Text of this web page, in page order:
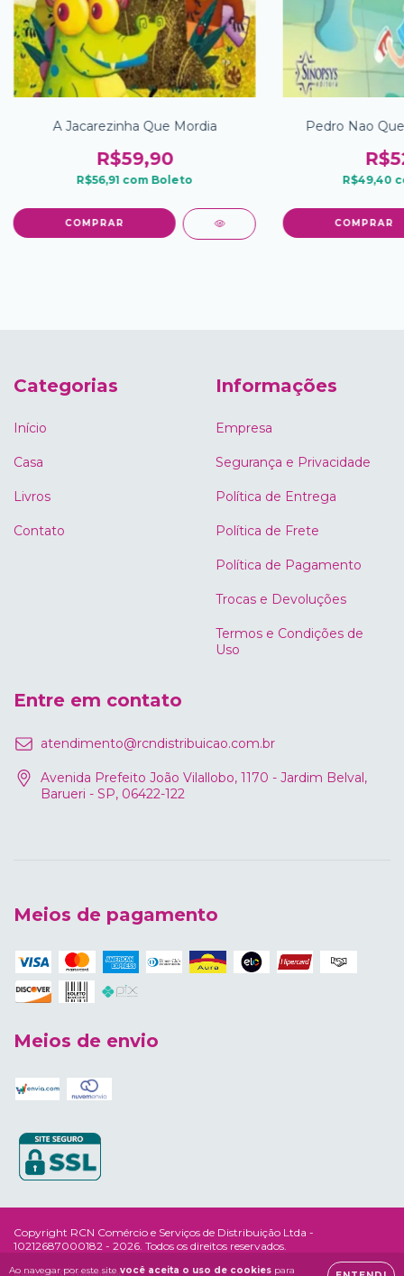
Ao navegar por este site você aceita o uso de cookies para
A Jacarezinha Que Mordia
R$59,90
R$56,91 com Boleto
Pedro Nao
R$49,40
Categorias
Início
Casa
Livros
Contato
Informações
Empresa
Segurança e Privacidade
Política de Entrega
Política de Frete
Política de Pagamento
Trocas e Devoluções
Termos e Condições de
Uso
Entre em contato
atendimento@rcndistribuicao.com.br
Avenida Prefeito João Vilallobo, 1170 - Jardim Belval,
Barueri - SP, 06422-122
Meios de pagamento
Meios de envio
Copyright RCN Comércio e Serviços de Distribuição Ltda -
10212687000182 - 2026. Todos os direitos reservados.